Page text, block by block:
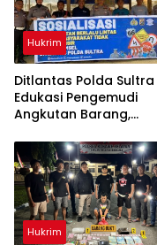
Hukrim
Ditlantas Polda Sultra
Edukasi Pengemudi
Angkutan Barang,
Kendaraan Demi
Keselamatan Berlalu
Hukrim